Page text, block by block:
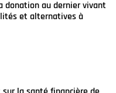
donation au dernier vivant
et alternatives à